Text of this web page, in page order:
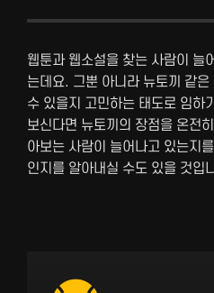
웹툰과 웹소설을 찾는 사람이 늘
는데요. 그뿐 아니라 뉴토끼 같
수 있을지 고민하는 태도로 임하
보신다면 뉴토끼의 장점을 온전
아보는 사람이 늘어나고 있는지
인지를 알아내실 수도 있을 것입